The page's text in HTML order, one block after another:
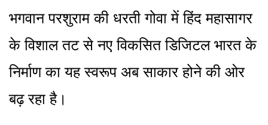
भगवान परशुराम की धरती गोवा में हिंद महासागर
के विशाल तट से नए विकसित डिजिटल भारत के
निर्माण का यह स्वरूप अब साकार होने की ओर
बढ़ रहा है।